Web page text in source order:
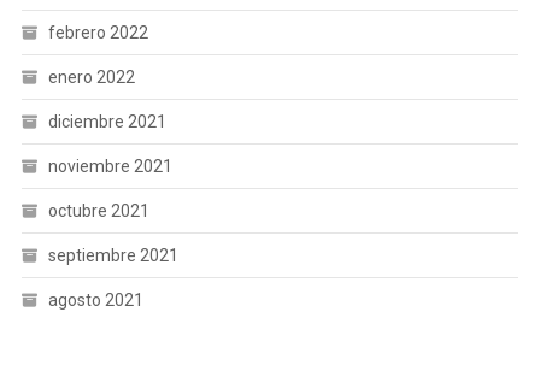
febrero 2022
enero 2022
diciembre 2021
noviembre 2021
octubre 2021
septiembre 2021
agosto 2021